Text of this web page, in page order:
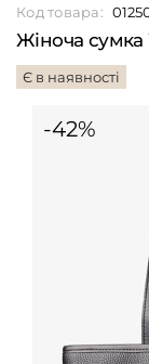
Код товара:
Жіноча сумка
Є в наявності
-42%